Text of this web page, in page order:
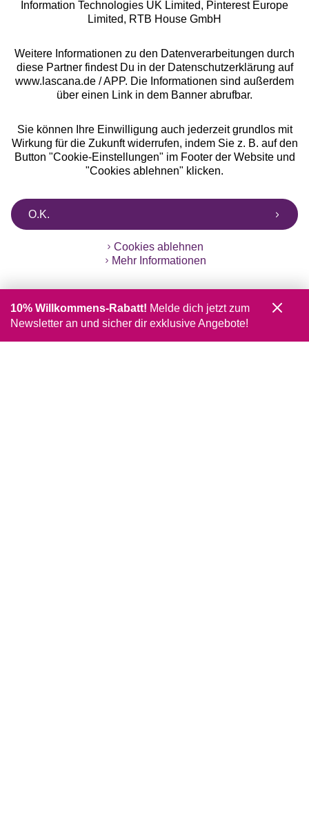
** Bonität vorausgesetzt, berechtigt zur Bonitätsprüfung
Information Technologies UK Limited, Pinterest Europe
Limited, RTB House GmbH
Weitere Informationen zu den Datenverarbeitungen durch
diese Partner findest Du in der Datenschutzerklärung auf
www.lascana.de / APP. Die Informationen sind außerdem
über einen Link in dem Banner abrufbar.
Sie können Ihre Einwilligung auch jederzeit grundlos mit
Wirkung für die Zukunft widerrufen, indem Sie z. B. auf den
Button "Cookie-Einstellungen" im Footer der Website und
"Cookies ablehnen" klicken.
O.K.
Cookies ablehnen
Mehr Informationen
10% Willkommens-Rabatt! Melde dich jetzt zum
Newsletter an und sicher dir exklusive Angebote!